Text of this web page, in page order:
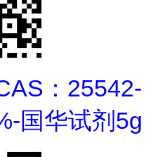
：25542-
国华试剂5g